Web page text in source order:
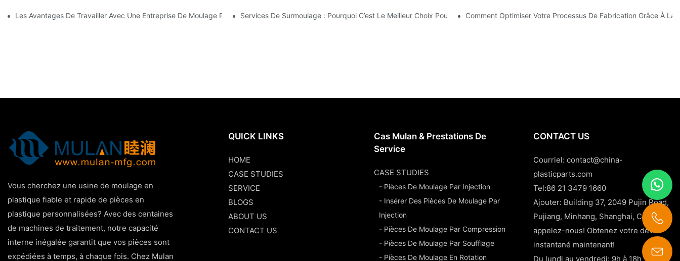
Les Avantages De Travailler Avec Une Entreprise De Moulage Par Insertion ExpérimentéeServices De Surmoulage : Pourquoi C’est Le Meilleur Choix Pour Les Biens De Consommation Durables
Comment Optimiser Votre Processus De Fabrication Grâce À La
Vous cherchez une usine de moulage en
plastique fiable et rapide de pièces en
plastique personnalisées? Avec des centaines
de machines de traitement, notre capacité
interne inégalée garantit que vos pièces sont
expédiées à temps, à chaque fois. Chez Mulan
QUICK LINKS
HOME
CASE STUDIES
SERVICE
BLOGS
ABOUT US
CONTACT US
Cas Mulan & Prestations De
Service
CASE STUDIES
- Pièces De Moulage Par Injection
- Insérer Des Pièces De Moulage Par
Injection
- Pièces De Moulage Par Compression
- Pièces De Moulage Par Soufflage
- Pièces De Moulage En Rotation
CONTACT US
Courriel:contact@china-
plasticparts.com
Tel:86 21 3479 1660
Ajouter: Building 37, 2049 Pujin Road,
Pujiang, Minhang, Shanghai, Chine
appelez-nous! Obtenez votre devis
instantané maintenant!
Du lundi au vendredi: 9h à 18h